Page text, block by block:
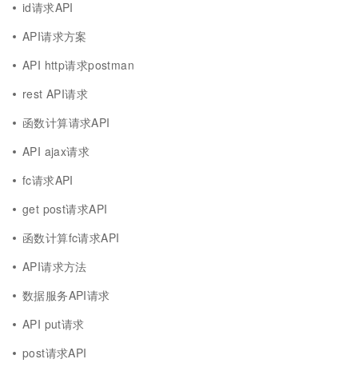
id请求API
API请求方案
API http请求postman
rest API请求
函数计算请求API
API ajax请求
fc请求API
get post请求API
函数计算fc请求API
API请求方法
数据服务API请求
API put请求
post请求API